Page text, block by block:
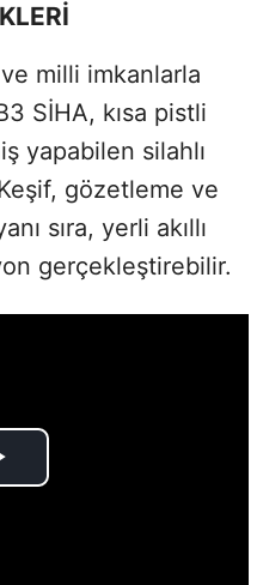
milli imkanlarla
SİHA, kısa pistli
yapabilen silahlı
gözetleme ve
sıra, yerli akıllı
gerçekleştirebilir.